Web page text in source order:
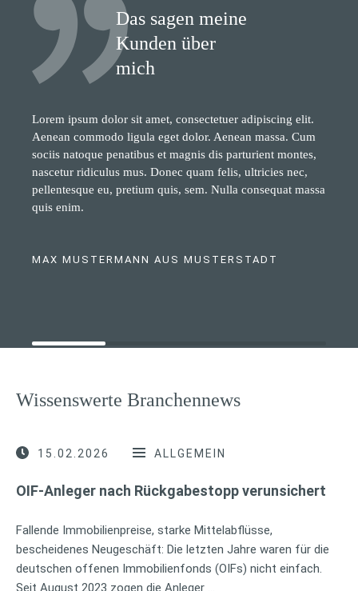
Das sagen meine
Kunden über
mich
Lorem ipsum dolor sit amet, consectetuer adipiscing elit.
Aenean commodo ligula eget dolor. Aenean massa. Cum
sociis natoque penatibus et magnis dis parturient montes,
nascetur ridiculus mus. Donec quam felis, ultricies nec,
pellentesque eu, pretium quis, sem. Nulla consequat massa
quis enim.
MAX MUSTERMANN AUS MUSTERSTADT
Wissenswerte Branchennews
15.02.2026 ALLGEMEIN
OIF-Anleger nach Rückgabestopp verunsichert
Fallende Immobilienpreise, starke Mittelabflüsse,
bescheidenes Neugeschäft: Die letzten Jahre waren für die
deutschen offenen Immobilienfonds (OIFs) nicht einfach.
Seit August 2023 zogen die Anleger …